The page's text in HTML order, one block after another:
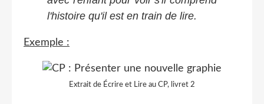
l'histoire qu'il est en train de lire.
Exemple :
Extrait de Écrire et Lire au CP, livret 2